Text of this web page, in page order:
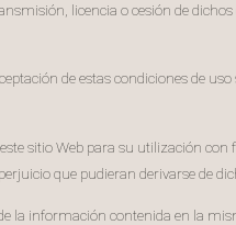
licencia o cesión de
de estas condiciones de
sitio Web para su utilización
que pudieran derivarse de
la información contenida en la